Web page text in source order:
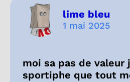
lime bleu
1 mai 2025
moi sa pas de valeur
sportiphe que tout